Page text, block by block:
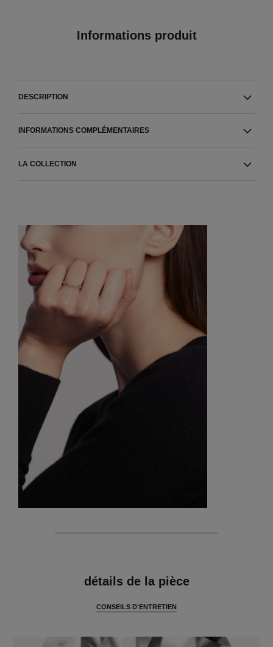
Informations produit
DESCRIPTION
INFORMATIONS COMPLÉMENTAIRES
LA COLLECTION
détails de la pièce
CONSEILS D'ENTRETIEN